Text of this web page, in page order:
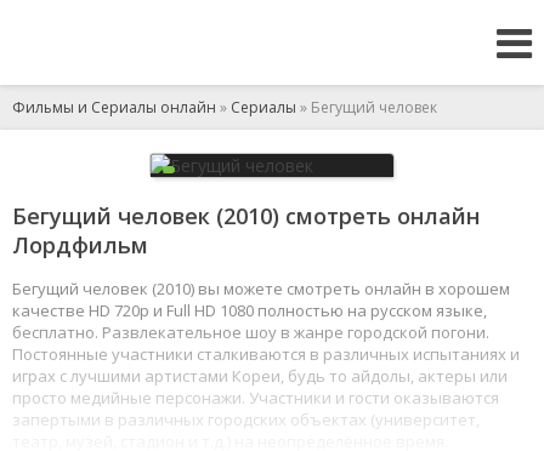
Фильмы и Сериалы онлайн » Сериалы » Бегущий человек
Бегущий человек (2010) смотреть онлайн
Лордфильм
Бегущий человек (2010) вы можете смотреть онлайн в хорошем
качестве HD 720p и Full HD 1080 полностью на русском языке,
бесплатно. Развлекательное шоу в жанре городской погони.
Постоянные участники сталкиваются в различных испытаниях и
играх с лучшими артистами Кореи, будь то айдолы, актеры или
просто медийные персонажи. Участники и гости оказываются
запертыми в различных городских объектах (университет,